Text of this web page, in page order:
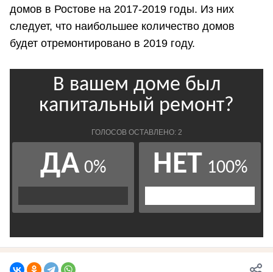
домов в Ростове на 2017-2019 годы. Из них
следует, что наибольшее количество домов
будет отремонтировано в 2019 году.